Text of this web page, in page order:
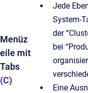
Menüz
eile mit
Tabs
(C)
Jede
System-
der
bei
Eine